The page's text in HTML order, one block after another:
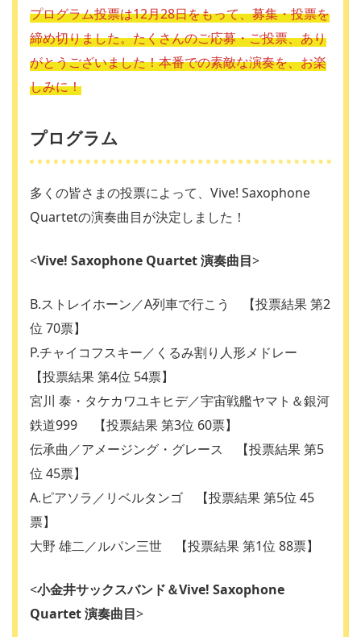
プログラム投票は12月28日をもって、募集・投票を
締め切りました。たくさんのご応募・ご投票、あり
がとうございました！本番での素敵な演奏を、お楽
しみに！
プログラム
多くの皆さまの投票によって、Vive! Saxophone
Quartetの演奏曲目が決定しました！
<Vive! Saxophone Quartet 演奏曲目>
B.ストレイホーン／A列車で行こう 【投票結果 第2
位 70票】
P.チャイコフスキー／くるみ割り人形メドレー
【投票結果 第4位 54票】
宮川 泰・タケカワユキヒデ／宇宙戦艦ヤマト＆銀河
鉄道999 【投票結果 第3位 60票】
伝承曲／アメージング・グレース 【投票結果 第5
位 45票】
A.ピアソラ／リベルタンゴ 【投票結果 第5位 45
票】
大野 雄二／ルパン三世 【投票結果 第1位 88票】
<小金井サックスバンド＆Vive! Saxophone
Quartet 演奏曲目>